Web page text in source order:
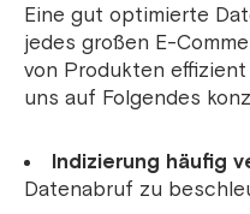
Eine gut optimierte
jedes großen E-
von Produkten
uns auf Folgendes
Indizierung häufig
Datenabruf zu